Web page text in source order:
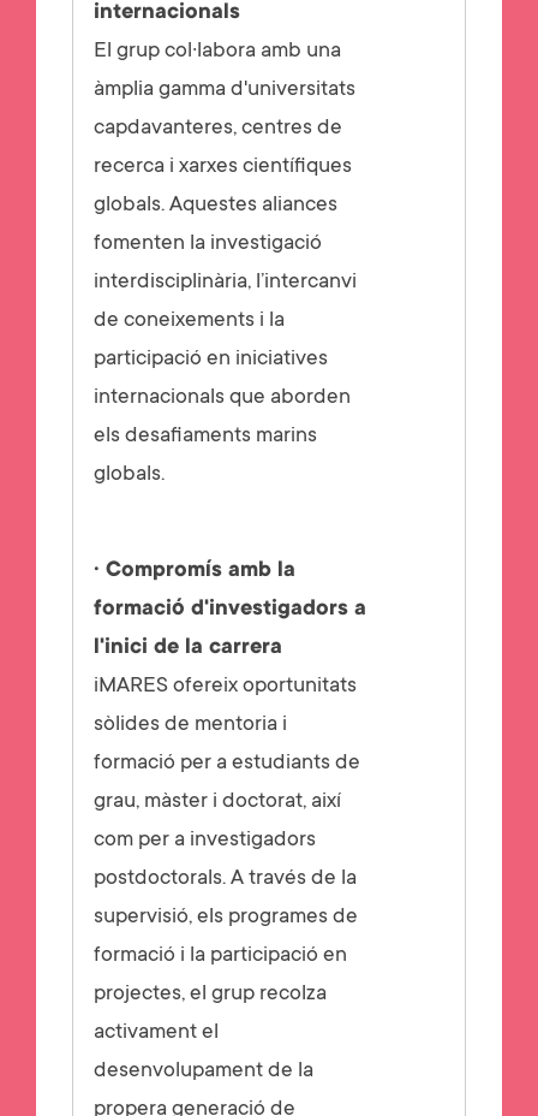
internacionals
El grup col·labora amb una
àmplia gamma d'universitats
capdavanteres, centres de
recerca i xarxes científiques
globals. Aquestes aliances
fomenten la investigació
interdisciplinària, l’intercanvi
de coneixements i la
participació en iniciatives
internacionals que aborden
els desafiaments marins
globals.
· Compromís amb la
formació d'investigadors a
l'inici de la carrera
iMARES ofereix oportunitats
sòlides de mentoria i
formació per a estudiants de
grau, màster i doctorat, així
com per a investigadors
postdoctorals. A través de la
supervisió, els programes de
formació i la participació en
projectes, el grup recolza
activament el
desenvolupament de la
propera generació de